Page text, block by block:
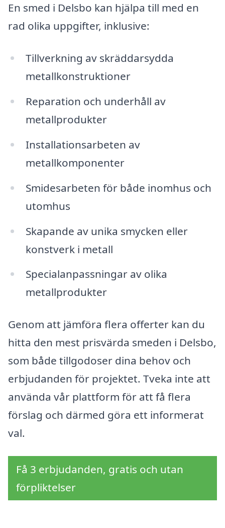
En smed i Delsbo kan hjälpa till med en
rad olika uppgifter, inklusive:
Tillverkning av skräddarsydda
metallkonstruktioner
Reparation och underhåll av
metallprodukter
Installationsarbeten av
metallkomponenter
Smidesarbeten för både inomhus och
utomhus
Skapande av unika smycken eller
konstverk i metall
Specialanpassningar av olika
metallprodukter
Genom att jämföra flera offerter kan du
hitta den mest prisvärda smeden i Delsbo,
som både tillgodoser dina behov och
erbjudanden för projektet. Tveka inte att
använda vår plattform för att få flera
förslag och därmed göra ett informerat
val.
Få 3 erbjudanden, gratis och utan
förpliktelser